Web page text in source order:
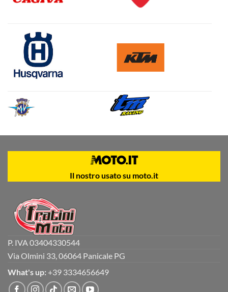
Il nostro usato su moto.it
P. IVA 03404330544
Via Olmini 33, 06064 Panicale PG
What's up: +39 3334656649